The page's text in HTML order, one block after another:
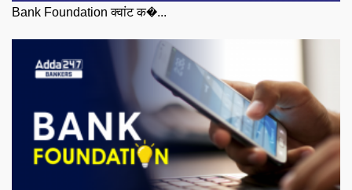
Bank Foundation क्वांट क�...